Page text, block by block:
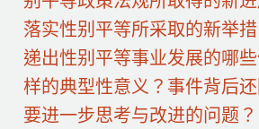
落实性别平等所采取的新举
递出性别平等事业发展的哪
样的典型性意义？事件背后
要进一步思考与改进的问题